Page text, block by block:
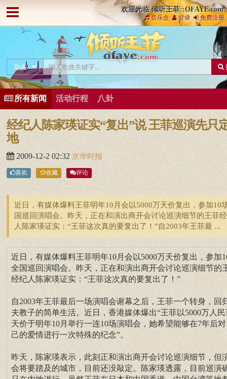
欢迎光临 倾听王菲::OFAYE.com
音乐盒 登录 免费注册
所有新闻 活动行程 八卦
经纪人陈家瑛证实“复出”说 王菲巡演先只
地
2009-12-2 02:32 京华时报
喜欢 收藏 评论
近日，有媒体爆料王菲明年10月会以5000万天价复出，参加10
国巡回演唱会。昨天，正在和演出商开会讨论巡演细节的王菲
人陈家瑛证实：“王菲这次真的要复出了！”自2003年王菲最 ...
近日，有媒体爆料王菲明年10月会以5000万天价复出，参加
全国巡回演唱会。昨天，正在和演出商开会讨论巡演细节的
经纪人陈家瑛证实：“王菲这次真的要复出了！”
自2003年王菲最后一场演唱会谢幕之后，王菲一个转身，回
夫教子的简单生活。近日，香港媒体爆出“王菲以5000万人
天价于明年10月举行一连10场演唱会，她希望能够在7年后
己的爱情进行一次特殊的纪念”。
昨天，陈家瑛表示，此刻正和演出商开会讨论巡演细节，但
会将要踏及的城市，目前还没敲定。陈家瑛透露，目前巡演